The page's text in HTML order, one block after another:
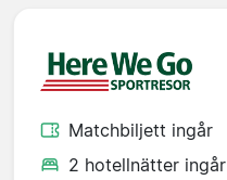
Matchbiljett ingår
2 hotellnätter ingår